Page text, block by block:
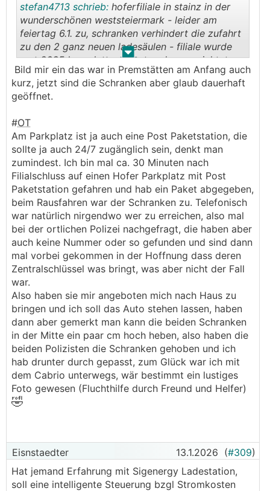
. .
stefan4713 schrieb: hoferfiliale in stainz in der
wunderschönen weststeiermark - leider am
feiertag 6.1. zu, schranken verhindert die zufahrt
zu den 2 ganz neuen ladesäulen - filiale wurde
erst 2025 komplett geputzt und neu errichtet -
jo, auch blöd - für die energie steiermark
Bild mir ein das war in Premstätten am Anfang auch
kurz, jetzt sind die Schranken aber glaub dauerhaft
geöffnet.
#OT
Am Parkplatz ist ja auch eine Post Paketstation, die
sollte ja auch 24/7 zugänglich sein, denkt man
zumindest. Ich bin mal ca. 30 Minuten nach
Filialschluss auf einen Hofer Parkplatz mit Post
Paketstation gefahren und hab ein Paket abgegeben,
beim Rausfahren war der Schranken zu. Telefonisch
war natürlich nirgendwo wer zu erreichen, also mal
bei der ortlichen Polizei nachgefragt, die haben aber
auch keine Nummer oder so gefunden und sind dann
mal vorbei gekommen in der Hoffnung dass deren
Zentralschlüssel was bringt, was aber nicht der Fall
war.
Also haben sie mir angeboten mich nach Haus zu
bringen und ich soll das Auto stehen lassen, haben
dann aber gemerkt man kann die beiden Schranken
in der Mitte ein paar cm hoch heben, also haben die
beiden Polizisten die Schranken gehoben und ich
hab drunter durch gepasst, zum Glück war ich mit
dem Cabrio unterwegs, wär bestimmt ein lustiges
Foto gewesen (Fluchthilfe durch Freund und Helfer)
🤣
Eisnstaedter 13.1.2026 (#309)
Hat jemand Erfahrung mit Sigenergy Ladestation,
soll eine intelligente Steuerung bzgl Stromkosten